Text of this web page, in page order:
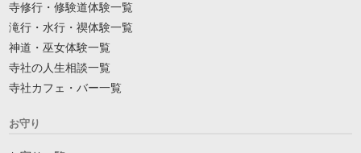
寺修行・修験道体験一覧
滝行・水行・禊体験一覧
神道・巫女体験一覧
寺社の人生相談一覧
寺社カフェ・バー一覧
お守り